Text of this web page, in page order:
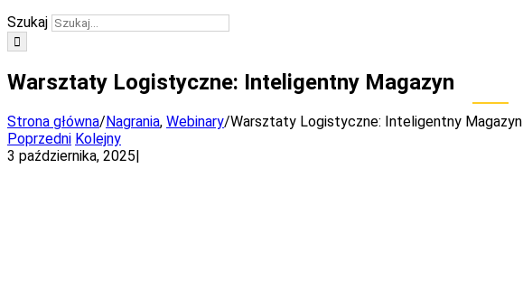
Szukaj
Warsztaty Logistyczne: Inteligentny Magazyn
Strona główna/Nagrania, Webinary/Warsztaty Logistyczne: Inteligentny Magazyn
Poprzedni Kolejny
3 października, 2025|